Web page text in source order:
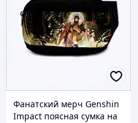
Фанатский мерч Genshin
Impact поясная сумка на